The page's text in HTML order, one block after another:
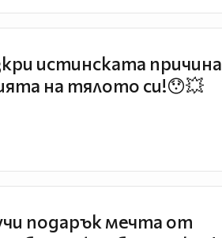
истинската причина
на тялото си!😯💥
подарък мечта от